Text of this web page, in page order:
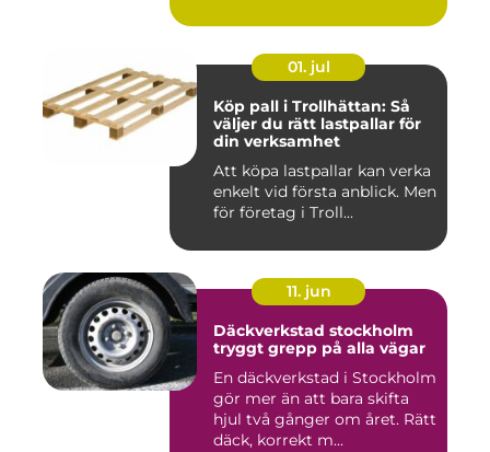
01. jul
Köp pall i Trollhättan: Så
väljer du rätt lastpallar för
din verksamhet
Att köpa lastpallar kan verka
enkelt vid första anblick. Men
för företag i Troll...
11. jun
Däckverkstad stockholm
tryggt grepp på alla vägar
En däckverkstad i Stockholm
gör mer än att bara skifta
hjul två gånger om året. Rätt
däck, korrekt m...